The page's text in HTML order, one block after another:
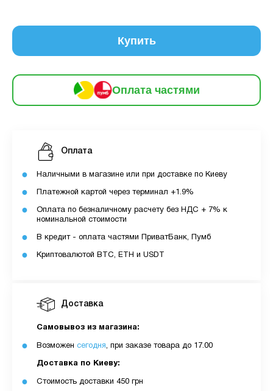
Купить
Оплата частями
придбати товар в розстрочку.
Максимальна сума розстрочки дорівнює
З боку ПУМБ немає жодних прихованих комісій
чи прихованих платежів.
MyCloudStore.
Доставка
Самовывоз из магазина:
Возможен сегодня, при заказе товара до 17.00
Доставка по Киеву:
Стоимость доставки 450 грн
Оплата
Наличными в магазине или при доставке по Киеву
Платежной картой через терминал +1.9%
Оплата по безналичному расчету без НДС + 7% к
номинальной стоимости
В кредит - оплата частями ПриватБанк, Пумб
Криптовалютой BTC, ETH и USDT